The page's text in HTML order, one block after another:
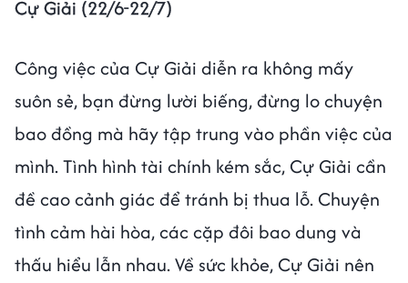
Cự Giải (22/6-22/7)
Công việc của Cự Giải diễn ra không mấy
suôn sẻ, bạn đừng lười biếng, đừng lo chuyện
bao đồng mà hãy tập trung vào phần việc của
mình. Tình hình tài chính kém sắc, Cự Giải cần
đề cao cảnh giác để tránh bị thua lỗ. Chuyện
tình cảm hài hòa, các cặp đôi bao dung và
thấu hiểu lẫn nhau. Về sức khỏe, Cự Giải nên